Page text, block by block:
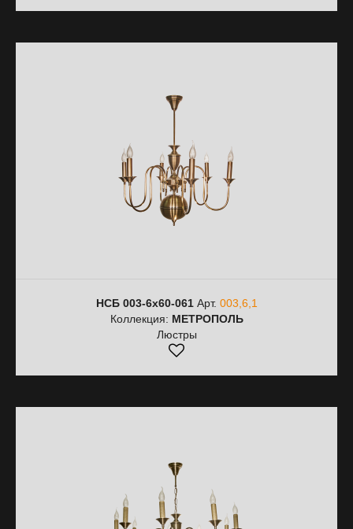
НСБ 003-6х60-061Арт. 003,6,1
Коллекция: МЕТРОПОЛЬ
Люстры